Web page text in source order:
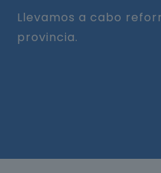
Llevamos a cabo
provincia.